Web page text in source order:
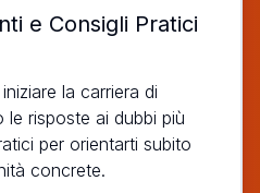
e Consigli Pratici
la carriera di
risposte ai dubbi più
per orientarti subito
concrete.